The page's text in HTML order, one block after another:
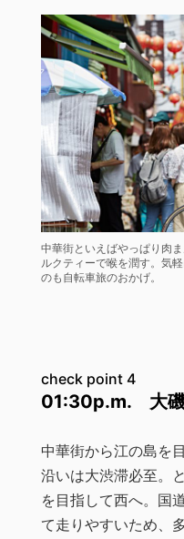
中華街といえばやっぱり肉
ルクティーで喉を潤す。気
のも自転車旅のおかげ。
check point 4
01:30p.m. 大
中華街から江の島を
沿いは大渋滞必至。
を目指して西へ。国
て走りやすいため、